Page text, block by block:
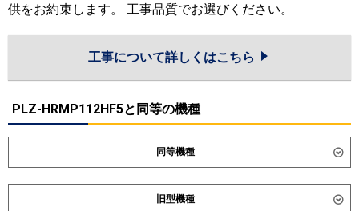
供をお約束します。 工事品質でお選びください。
工事について詳しくはこちら
PLZ-HRMP112HF5と同等の機種
同等機種
ダイキン SZRC112CN SZRC112C
SZRUC112C
旧型機種